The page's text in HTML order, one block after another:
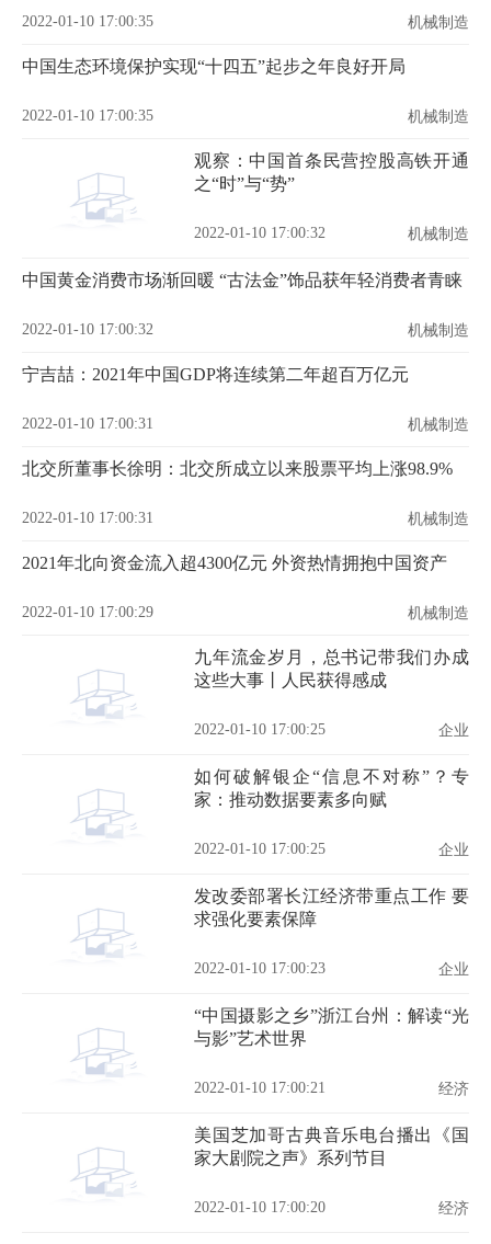
2022-01-10 17:00:35 机械制造
中国生态环境保护实现“十四五”起步之年良好开局
2022-01-10 17:00:35 机械制造
观察：中国首条民营控股高铁开通
之“时”与“势”
2022-01-10 17:00:32 机械制造
中国黄金消费市场渐回暖 “古法金”饰品获年轻消费者青睐
2022-01-10 17:00:32 机械制造
宁吉喆：2021年中国GDP将连续第二年超百万亿元
2022-01-10 17:00:31 机械制造
北交所董事长徐明：北交所成立以来股票平均上涨98.9%
2022-01-10 17:00:31 机械制造
2021年北向资金流入超4300亿元 外资热情拥抱中国资产
2022-01-10 17:00:29 机械制造
九年流金岁月，总书记带我们办成
这些大事丨人民获得感成
2022-01-10 17:00:25 企业
如何破解银企“信息不对称”？专
家：推动数据要素多向赋
2022-01-10 17:00:25 企业
发改委部署长江经济带重点工作 要
求强化要素保障
2022-01-10 17:00:23 企业
“中国摄影之乡”浙江台州：解读“光
与影”艺术世界
2022-01-10 17:00:21 经济
美国芝加哥古典音乐电台播出《国
家大剧院之声》系列节目
2022-01-10 17:00:20 经济